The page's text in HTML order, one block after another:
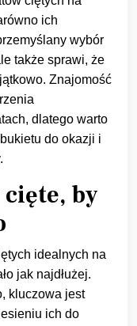
ich
wybór
także sprawi, że
Znajomość
dlatego warto
do okazji i
by
idealnych na
jak najdłużej.
kluczowa jest
ich do